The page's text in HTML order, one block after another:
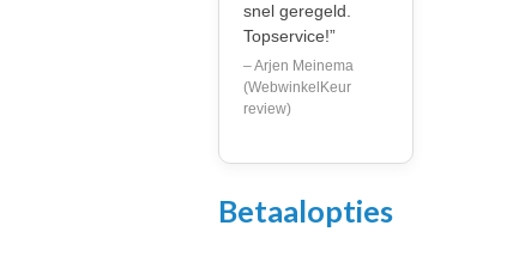
snel geregeld.
Topservice!”
– Arjen Meinema
(WebwinkelKeur
review)
Betaalopties